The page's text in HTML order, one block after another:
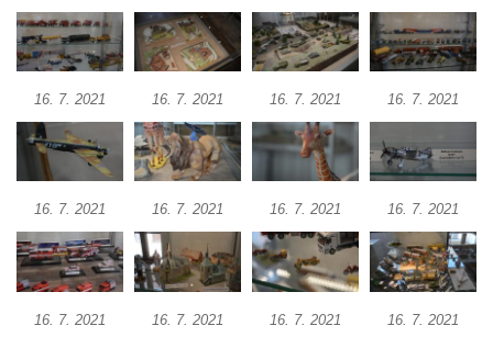
16. 7. 2021 16. 7. 2021 16. 7. 2021 16. 7. 2021
16. 7. 2021 16. 7. 2021 16. 7. 2021 16. 7. 2021
16. 7. 2021 16. 7. 2021 16. 7. 2021 16. 7. 2021